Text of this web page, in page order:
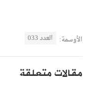
الأوسمة: العدد 033
مقالات متعلقة